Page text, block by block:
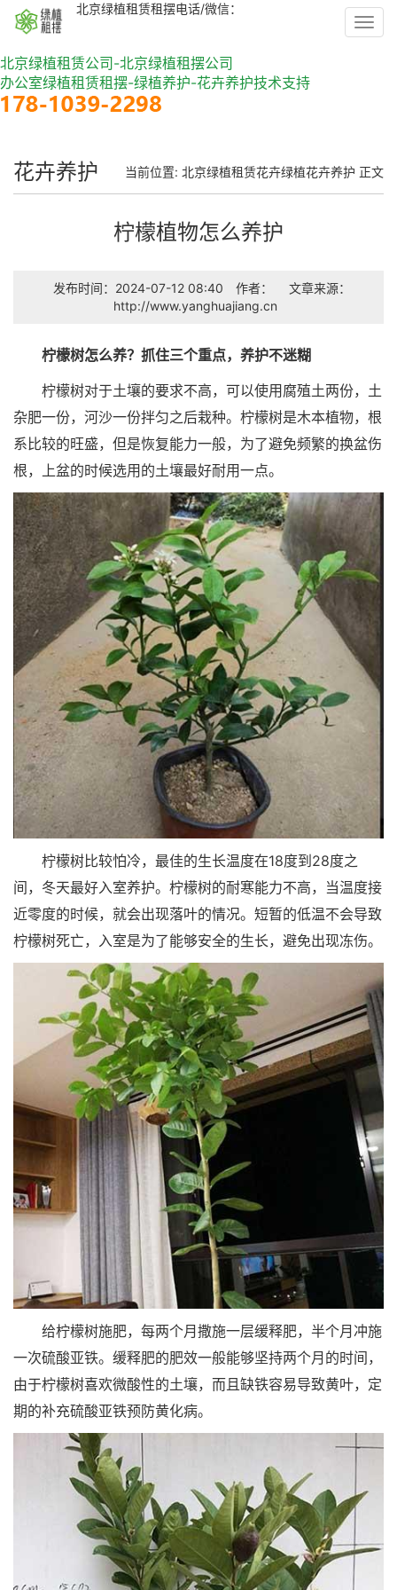
北京绿植租赁公司-北京绿植租摆公司
办公室绿植租赁租摆-绿植养护-花卉养护技术支持
北京绿植租赁租摆电话/微信：
花卉养护 当前位置: 北京绿植租赁花卉绿植花卉养护 正文
柠檬植物怎么养护
发布时间：2024-07-12 08:40 作者：
文章来源：
http://www.yanghuajiang.cn
柠檬树怎么养？抓住三个重点，养护不迷糊
柠檬树对于土壤的要求不高，可以使用腐殖土两份，土
杂肥一份，河沙一份拌匀之后栽种。柠檬树是木本植物，根
系比较的旺盛，但是恢复能力一般，为了避免频繁的换盆伤
根，上盆的时候选用的土壤最好耐用一点。
柠檬树比较怕冷，最佳的生长温度在18度到28度之
间，冬天最好入室养护。柠檬树的耐寒能力不高，当温度接
近零度的时候，就会出现落叶的情况。短暂的低温不会导致
柠檬树死亡，入室是为了能够安全的生长，避免出现冻伤。
给柠檬树施肥，每两个月撒施一层缓释肥，半个月冲施
一次硫酸亚铁。缓释肥的肥效一般能够坚持两个月的时间，
由于柠檬树喜欢微酸性的土壤，而且缺铁容易导致黄叶，定
期的补充硫酸亚铁预防黄化病。